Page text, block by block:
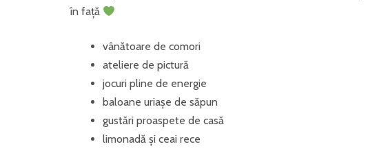
în față
vânătoare de comori
ateliere de pictură
jocuri pline de energie
baloane uriașe de săpun
gustări proaspete de casă
limonadă și ceai rece